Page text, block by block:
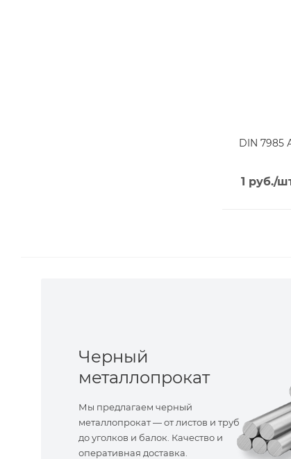
DIN 7985
1 руб./
Черный
металлопрокат
Мы предлагаем черный
металлопрокат — от листов и труб
до уголков и балок. Качество и
оперативная доставка.